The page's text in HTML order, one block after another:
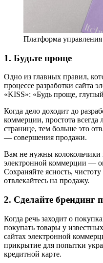
Платформа
1. Будьте проще
Одно из главных правил,
процессе разработки сайта
«KISS»: «Будь проще,
Когда дело доходит до
коммерции, простота
странице, тем больше это
— совершения продажи.
Вам не нужны колокольчики
электронной коммерции —
Сохраняйте ясность,
отвлекайтесь на продажу.
2. Сделайте брендинг
Когда речь заходит о
покупать товары у
сайтах электронной
прикрытие для попытки
кредитной карте.